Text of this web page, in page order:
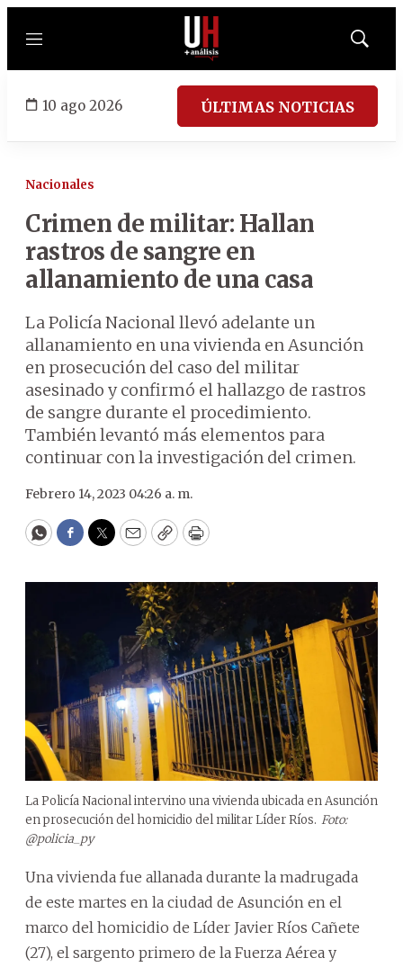
Menú
Mostrar
10 ago 2026 ÚLTIMAS NOTICIAS
Nacionales
Crimen de militar: Hallan
rastros de sangre en
allanamiento de una casa
La Policía Nacional llevó adelante un
allanamiento en una vivienda en Asunción
en prosecución del caso del militar
asesinado y confirmó el hallazgo de rastros
de sangre durante el procedimiento.
También levantó más elementos para
continuar con la investigación del crimen.
Febrero 14, 2023 04:26 a. m.
WhatsApp
Facebook
Twitter
EmailCopyPrint
La Policía Nacional intervino una vivienda ubicada en Asunción
en prosecución del homicidio del militar Líder Ríos. Foto:
@policia_py
Una vivienda fue allanada durante la madrugada
de este martes en la ciudad de Asunción en el
marco del homicidio de Líder Javier Ríos Cañete
(27), el sargento primero de la Fuerza Aérea y